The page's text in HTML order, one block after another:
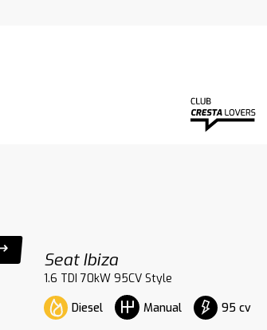
Seat Ibiza
1.6 TDI 70kW 95CV Style
Diesel
Manual 95 cv